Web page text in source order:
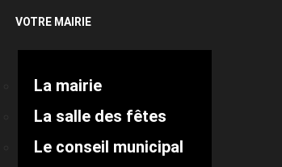
VOTRE MAIRIE
La mairie
La salle des fêtes
Le conseil municipal